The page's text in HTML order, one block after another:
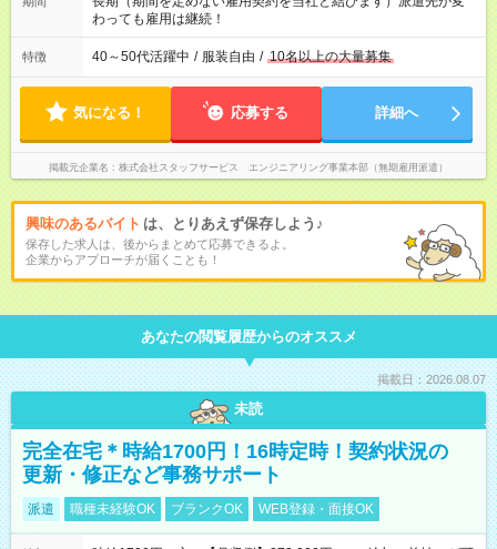
わっても雇用は継続！
特徴 40～50代活躍中 / 服装自由 / 10名以上の大量募集
気になる！ 応募する 詳細へ
掲載元企業名 株式会社スタッフサービス エンジニアリング事業本部（無期雇用派遣）
興味のあるバイト は、とりあえず保存しよう♪
保存した求人は、後からまとめて応募できるよ。
企業からアプローチが届くことも！
あなたの閲覧履歴からのオススメ
掲載日：2026.08.07
未読
完全在宅＊時給1700円！16時定時！契約状況の
更新・修正など事務サポート
派遣 職種未経験OK ブランクOK WEB登録・面接OK